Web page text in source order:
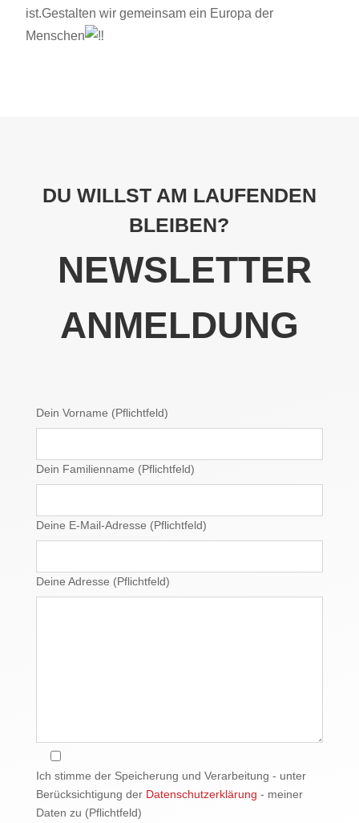
ist.Gestalten wir gemeinsam ein Europa der
Menschen
DU WILLST AM LAUFENDEN
BLEIBEN?
NEWSLETTER
ANMELDUNG
Dein Vorname (Pflichtfeld)
Dein Familienname (Pflichtfeld)
Deine E-Mail-Adresse (Pflichtfeld)
Deine Adresse (Pflichtfeld)
Ich stimme der Speicherung und Verarbeitung - unter
Berücksichtigung der Datenschutzerklärung - meiner
Daten zu (Pflichtfeld)